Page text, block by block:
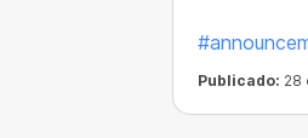
Publicado: 28